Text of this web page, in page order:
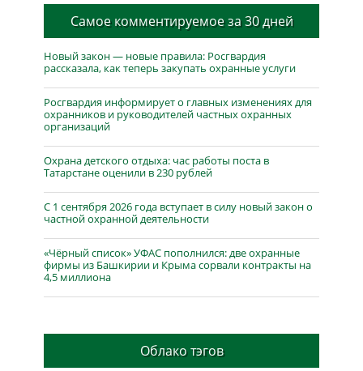
Самое комментируемое за 30 дней
Новый закон — новые правила: Росгвардия
рассказала, как теперь закупать охранные услуги
Росгвардия информирует о главных изменениях для
охранников и руководителей частных охранных
организаций
Охрана детского отдыха: час работы поста в
Татарстане оценили в 230 рублей
С 1 сентября 2026 года вступает в силу новый закон о
частной охранной деятельности
«Чёрный список» УФАС пополнился: две охранные
фирмы из Башкирии и Крыма сорвали контракты на
4,5 миллиона
Облако тэгов